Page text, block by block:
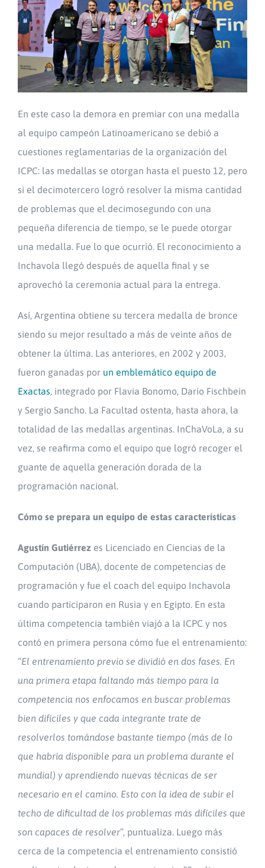
En este caso la demora en premiar con una medalla
al equipo campeón Latinoamericano se debió a
cuestiones reglamentarias de la organización del
ICPC: las medallas se otorgan hasta el puesto 12, pero
si el decimotercero logró resolver la misma cantidad
de problemas que el decimosegundo con una
pequeña diferencia de tiempo, se le puede otorgar
una medalla. Fue lo que ocurrió. El reconocimiento a
Inchavola llegó después de aquella final y se
aprovechó la ceremonia actual para la entrega.
Así, Argentina obtiene su tercera medalla de bronce
siendo su mejor resultado a más de veinte años de
obtener la última. Las anteriores, en 2002 y 2003,
fueron ganadas por un emblemático equipo de
Exactas, integrado por Flavia Bonomo, Darío Fischbein
y Sergio Sancho. La Facultad ostenta, hasta ahora, la
totalidad de las medallas argentinas. InChaVoLa, a su
vez, se reafirma como el equipo que logró recoger el
guante de aquella generación dorada de la
programación nacional.
Cómo se prepara un equipo de estas características
Agustín Gutiérrez es Licenciado en Ciencias de la
Computación (UBA), docente de competencias de
programación y fue el coach del equipo Inchavola
cuando participaron en Rusia y en Egipto. En esta
última competencia también viajó a la ICPC y nos
contó en primera persona cómo fue el entrenamiento:
“El entrenamiento previo se dividió en dos fases. En
una primera etapa faltando más tiempo para la
competencia nos enfocamos en buscar problemas
bien difíciles y que cada integrante trate de
resolverlos tomándose bastante tiempo (más de lo
que habría disponible para un problema durante el
mundial) y aprendiendo nuevas técnicas de ser
necesario en el camino. Esto con la idea de subir el
techo de dificultad de los problemas más difíciles que
son capaces de resolver”, puntualiza. Luego más
cerca de la competencia el entrenamiento consistió